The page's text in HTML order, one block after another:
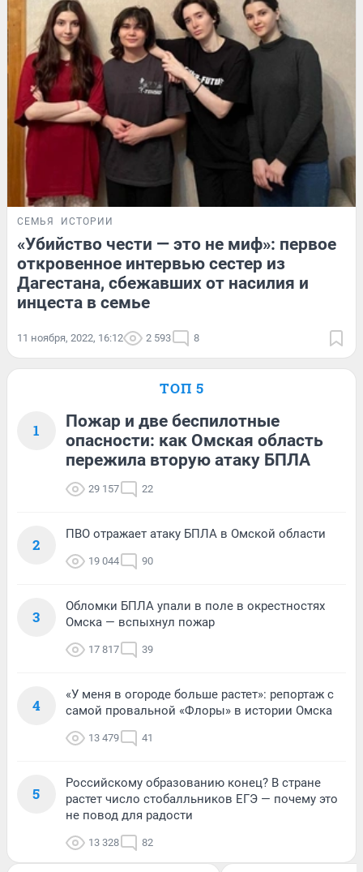
СЕМЬЯ ИСТОРИИ
«Убийство чести — это не миф»: первое
откровенное интервью сестер из
Дагестана, сбежавших от насилия и
инцеста в семье
11 ноября, 2022, 16:12 2 593 8
ТОП 5
1
Пожар и две беспилотные
опасности: как Омская область
пережила вторую атаку БПЛА
29 157 22
2
ПВО отражает атаку БПЛА в Омской области
19 044 90
3
Обломки БПЛА упали в поле в окрестностях
Омска — вспыхнул пожар
17 817 39
4
«У меня в огороде больше растет»: репортаж с
самой провальной «Флоры» в истории Омска
13 479 41
5
Российскому образованию конец? В стране
растет число стобалльников ЕГЭ — почему это
не повод для радости
13 328 82